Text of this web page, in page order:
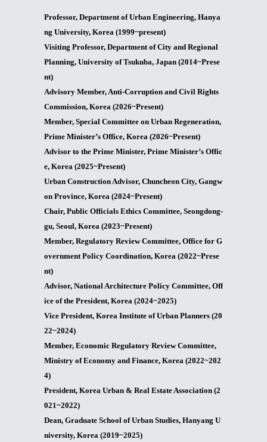
Professor, Department of Urban Engineering, Hanya
ng University, Korea (1999~present)
Visiting Professor, Department of City and Regional
Planning, University of Tsukuba, Japan (2014~Prese
nt)
Advisory Member, Anti-Corruption and Civil Rights
Commission, Korea (2026~Present)
Member, Special Committee on Urban Regeneration,
Prime Minister’s Office, Korea (2026~Present)
Advisor to the Prime Minister, Prime Minister’s Offic
e, Korea (2025~Present)
Urban Construction Advisor, Chuncheon City, Gangw
on Province, Korea (2024~Present)
Chair, Public Officials Ethics Committee, Seongdong-
gu, Seoul, Korea (2023~Present)
Member, Regulatory Review Committee, Office for G
overnment Policy Coordination, Korea (2022~Prese
nt)
Advisor, National Architecture Policy Committee, Off
ice of the President, Korea (2024~2025)
Vice President, Korea Institute of Urban Planners (20
22~2024)
Member, Economic Regulatory Review Committee,
Ministry of Economy and Finance, Korea (2022~202
4)
President, Korea Urban & Real Estate Association (2
021~2022)
Dean, Graduate School of Urban Studies, Hanyang U
niversity, Korea (2019~2025)